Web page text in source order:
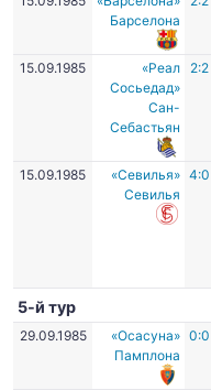
Барселона
15.09.1985
«Реал
Сосьедад»
Сан-
Себастьян
2:2
15.09.1985
«Севилья»
Севилья
4:0
5-й тур
29.09.1985
«Осасуна»
Памплона
0:0